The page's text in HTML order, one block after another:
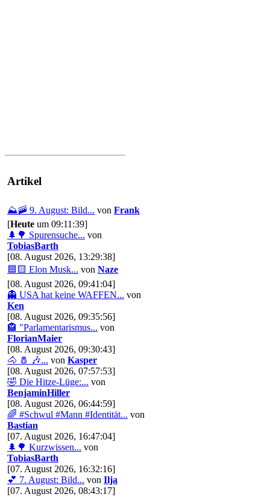
Artikel
⛰️🚠 9. August: Bild... von Frank
[Heute um 09:11:39]
🌲🌳 Spurensuche... von
TobiasBarth
[08. August 2026, 13:29:38]
🟦🟨 Elon Musk... von Naze
[08. August 2026, 09:41:04]
👻 USA hat keine WAFFEN... von
Ken
[08. August 2026, 09:35:56]
🏤 "Parlamentarismus... von
FlorianMaier
[08. August 2026, 09:30:43]
🐴 🧂 🎶... von Kasper
[08. August 2026, 07:57:53]
🤣 Die Hitze-Lüge:... von
BenjaminHiller
[08. August 2026, 06:44:59]
🌈 #Schwul #Mann #Identität... von
Bastian
[07. August 2026, 16:47:04]
🌲🌳 Kurzwissen... von
TobiasBarth
[07. August 2026, 16:32:16]
💕 7. August: Bild... von Ilja
[07. August 2026, 08:43:17]